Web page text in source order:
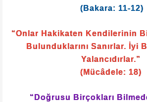
(Bakara: 11-12)
“Onlar Hakikaten Kendilerinin
Bulunduklarını Sanırlar. İyi
Yalancıdırlar.”
(Mücâdele: 18)
“Doğrusu Birçokları